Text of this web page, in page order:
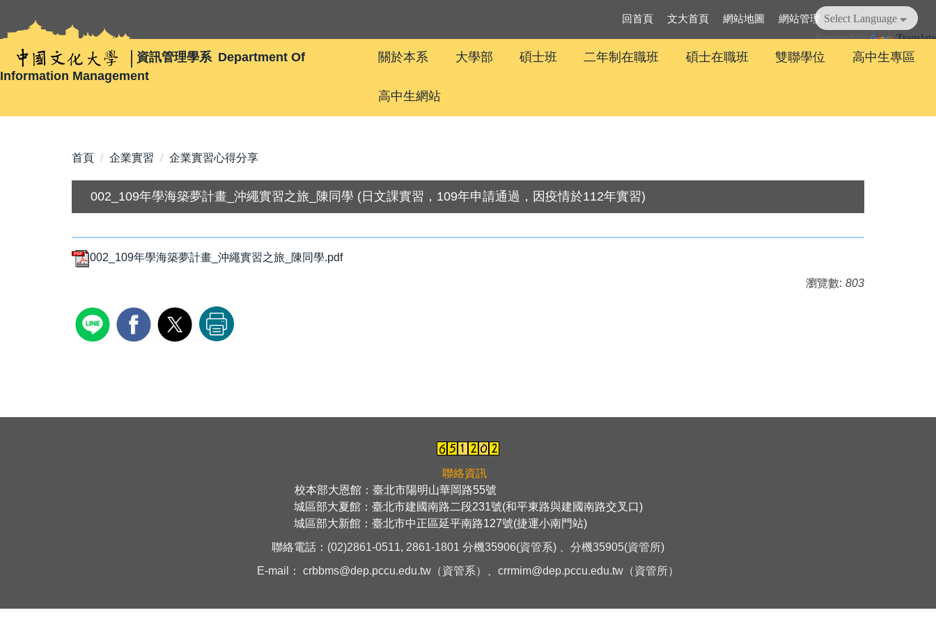
內
資訊管理學系 Department Of
Information Management
Powered by Translate
回首頁 文大首頁 網站地圖 網站管理
關於本系 大學部 碩士班 二年制在職班 碩士在職班 雙聯學位 高中生專區
高中生網站
首頁 企業實習 企業實習心得分享
002_109年學海築夢計畫_沖繩實習之旅_陳同學 (日文課實習，109年申請通過，因疫情於112年實習)
002_109年學海築夢計畫_沖繩實習之旅_陳同學.pdf
瀏覽數: 803
聯絡資訊
校本部大恩館：臺北市陽明山華岡路55號
城區部大夏館：臺北市建國南路二段231號(和平東路與建國南路交叉口)
城區部大新館：臺北市中正區延平南路127號(捷運小南門站)＿＿＿＿＿
聯絡電話： (02)2861-0511, 2861-1801 分機35906(資管系) 、 分機35905(資管所)
E-mail： crbbms@dep.pccu.edu.tw （資管系）、 crrmim@dep.pccu.edu.tw （資管所）